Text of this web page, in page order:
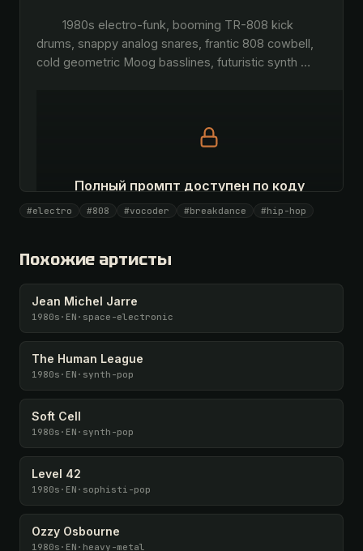
drums, snappy analog snares, frantic 808 cowbell,
cold geometric Moog basslines, futuristic synth …
Полный промпт доступен по коду
#electro #808 #vocoder #breakdance #hip-hop
Похожие артисты
Jean Michel Jarre
1980s · EN · space-electronic
The Human League
1980s · EN · synth-pop
Soft Cell
1980s · EN · synth-pop
Level 42
1980s · EN · sophisti-pop
Ozzy Osbourne
1980s · EN · heavy-metal